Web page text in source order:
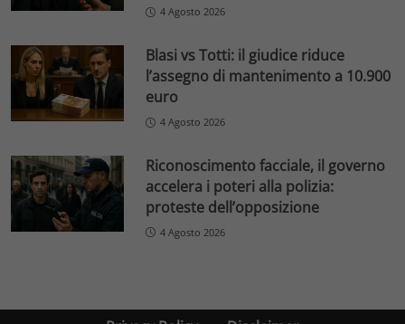
4 Agosto 2026
Blasi vs Totti: il giudice riduce
l’assegno di mantenimento a 10.900
euro
4 Agosto 2026
Riconoscimento facciale, il governo
accelera i poteri alla polizia:
proteste dell’opposizione
4 Agosto 2026